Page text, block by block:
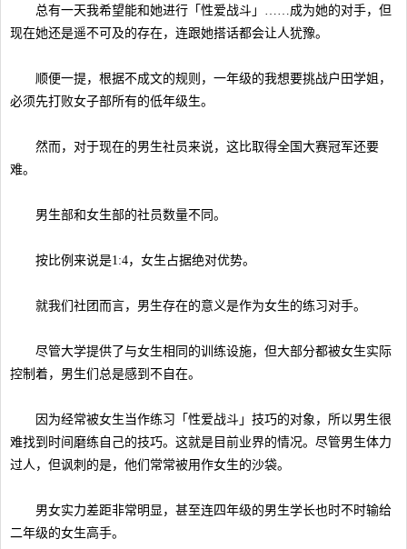
总有一天我希望能和她进行「性爱战斗」……成为她的对手，但
现在她还是遥不可及的存在，连跟她搭话都会让人犹豫。
顺便一提，根据不成文的规则，一年级的我想要挑战户田学姐，
必须先打败女子部所有的低年级生。
然而，对于现在的男生社员来说，这比取得全国大赛冠军还要
难。
男生部和女生部的社员数量不同。
按比例来说是1:4，女生占据绝对优势。
就我们社团而言，男生存在的意义是作为女生的练习对手。
尽管大学提供了与女生相同的训练设施，但大部分都被女生实际
控制着，男生们总是感到不自在。
因为经常被女生当作练习「性爱战斗」技巧的对象，所以男生很
难找到时间磨练自己的技巧。这就是目前业界的情况。尽管男生体力
过人，但讽刺的是，他们常常被用作女生的沙袋。
男女实力差距非常明显，甚至连四年级的男生学长也时不时输给
二年级的女生高手。